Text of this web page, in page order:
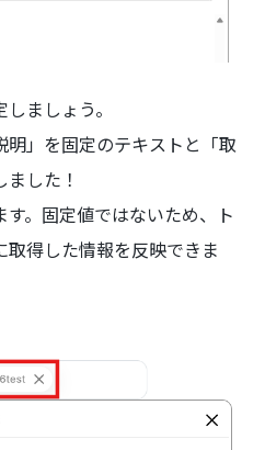
ましょう。
」を固定のテキストと「取
した！
。固定値ではないため、ト
得した情報を反映できま